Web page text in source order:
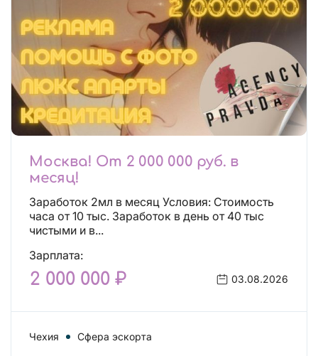
Москва! От 2 000 000 руб. в
месяц!
Заработок 2мл в месяц Условия: Стоимость
часа от 10 тыс. Заработок в день от 40 тыс
чистыми и в...
Зарплата:
2 000 000 ₽ 03.08.2026
Чехия Сфера эскорта